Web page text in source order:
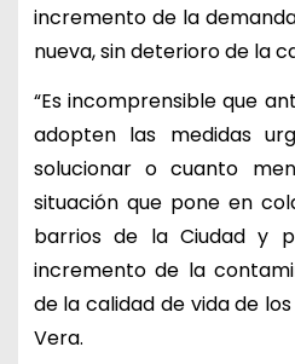
incremento de la
nueva, sin deterioro de la
“Es incomprensible que
adopten las medidas
solucionar o cuanto
situación que pone en
barrios de la Ciudad y
incremento de la
de la calidad de vida de
Vera.